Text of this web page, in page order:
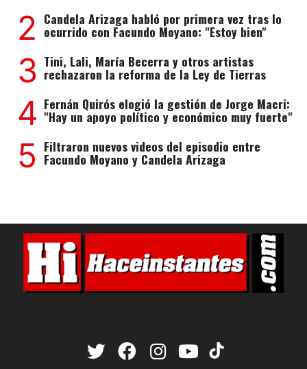
2 Candela Arizaga habló por primera vez tras lo
ocurrido con Facundo Moyano: "Estoy bien"
3 Tini, Lali, María Becerra y otros artistas
rechazaron la reforma de la Ley de Tierras
4 Fernán Quirós elogió la gestión de Jorge Macri:
"Hay un apoyo político y económico muy fuerte"
5 Filtraron nuevos videos del episodio entre
Facundo Moyano y Candela Arizaga